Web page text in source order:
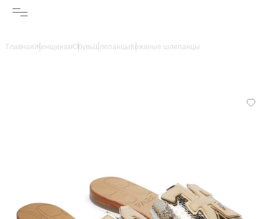
ГлавнаяЖенщинамОбувьШлепанцы Кожаные шлепанцы